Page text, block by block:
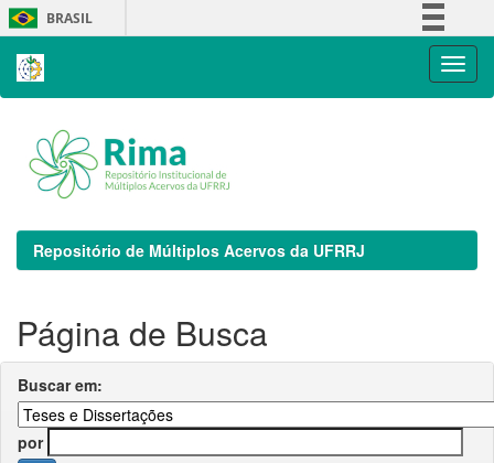
Skip
navigation
BRASIL
Repositório de Múltiplos Acervos da UFRRJ
Página de Busca
Buscar em:
por